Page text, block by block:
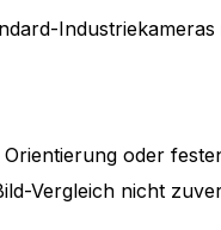
oder
Vergleich nicht